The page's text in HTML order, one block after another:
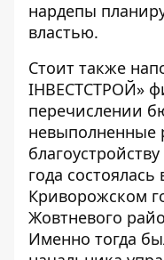
нардепы
властью.
Стоит также
ІНВЕСТСТРОЙ»
перечислении
невыполненные
года
Криворожском
Жовтневого
Именно тогда